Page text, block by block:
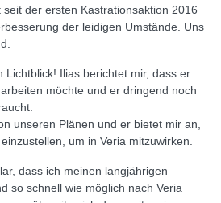
der ersten Kastrationsaktion 2016
der leidigen Umstände. Uns
Lichtblick! Ilias berichtet mir, dass er
möchte und er dringend noch
unseren Plänen und er bietet mir an,
um in Veria mitzuwirken.
dass ich meinen langjährigen
so schnell wie möglich nach Veria